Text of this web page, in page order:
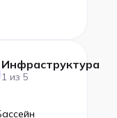
Инфраструктура
1 из 5